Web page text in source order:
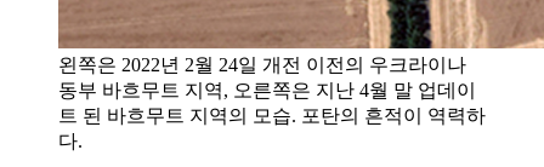
왼쪽은 2022년 2월 24일 개전 이전의 우크라이나
동부 바흐무트 지역, 오른쪽은 지난 4월 말 업데이
트 된 바흐무트 지역의 모습. 포탄의 흔적이 역력하
다.